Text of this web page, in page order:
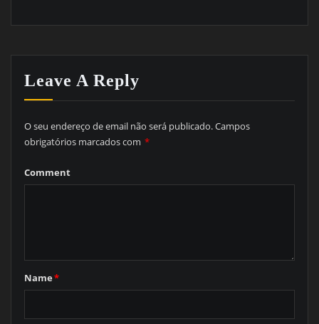
Leave A Reply
O seu endereço de email não será publicado.Campos
obrigatórios marcados com *
Comment
Name*